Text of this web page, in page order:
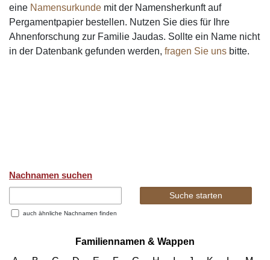
eine Namensurkunde mit der Namensherkunft auf
Pergamentpapier bestellen. Nutzen Sie dies für Ihre
Ahnenforschung zur Familie Jaudas. Sollte ein Name nicht
in der Datenbank gefunden werden, fragen Sie uns bitte.
Nachnamen suchen
auch ähnliche Nachnamen finden
Familiennamen & Wappen